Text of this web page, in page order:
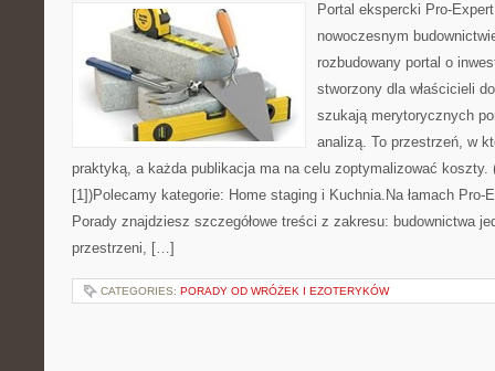
Portal ekspercki Pro-
nowoczesnym
rozbudowany portal o
stworzony dla właścicieli
szukają merytorycznych
analizą. To przestrzeń, w
praktyką, a każda publikacja ma na celu zoptymalizować koszty.
[1])Polecamy kategorie: Home staging i Kuchnia.Na łamach
Porady znajdziesz szczegółowe treści z zakresu: budownictwa
przestrzeni, […]
CATEGORIES: PORADY OD WRÓŻEK I EZOTERYKÓW